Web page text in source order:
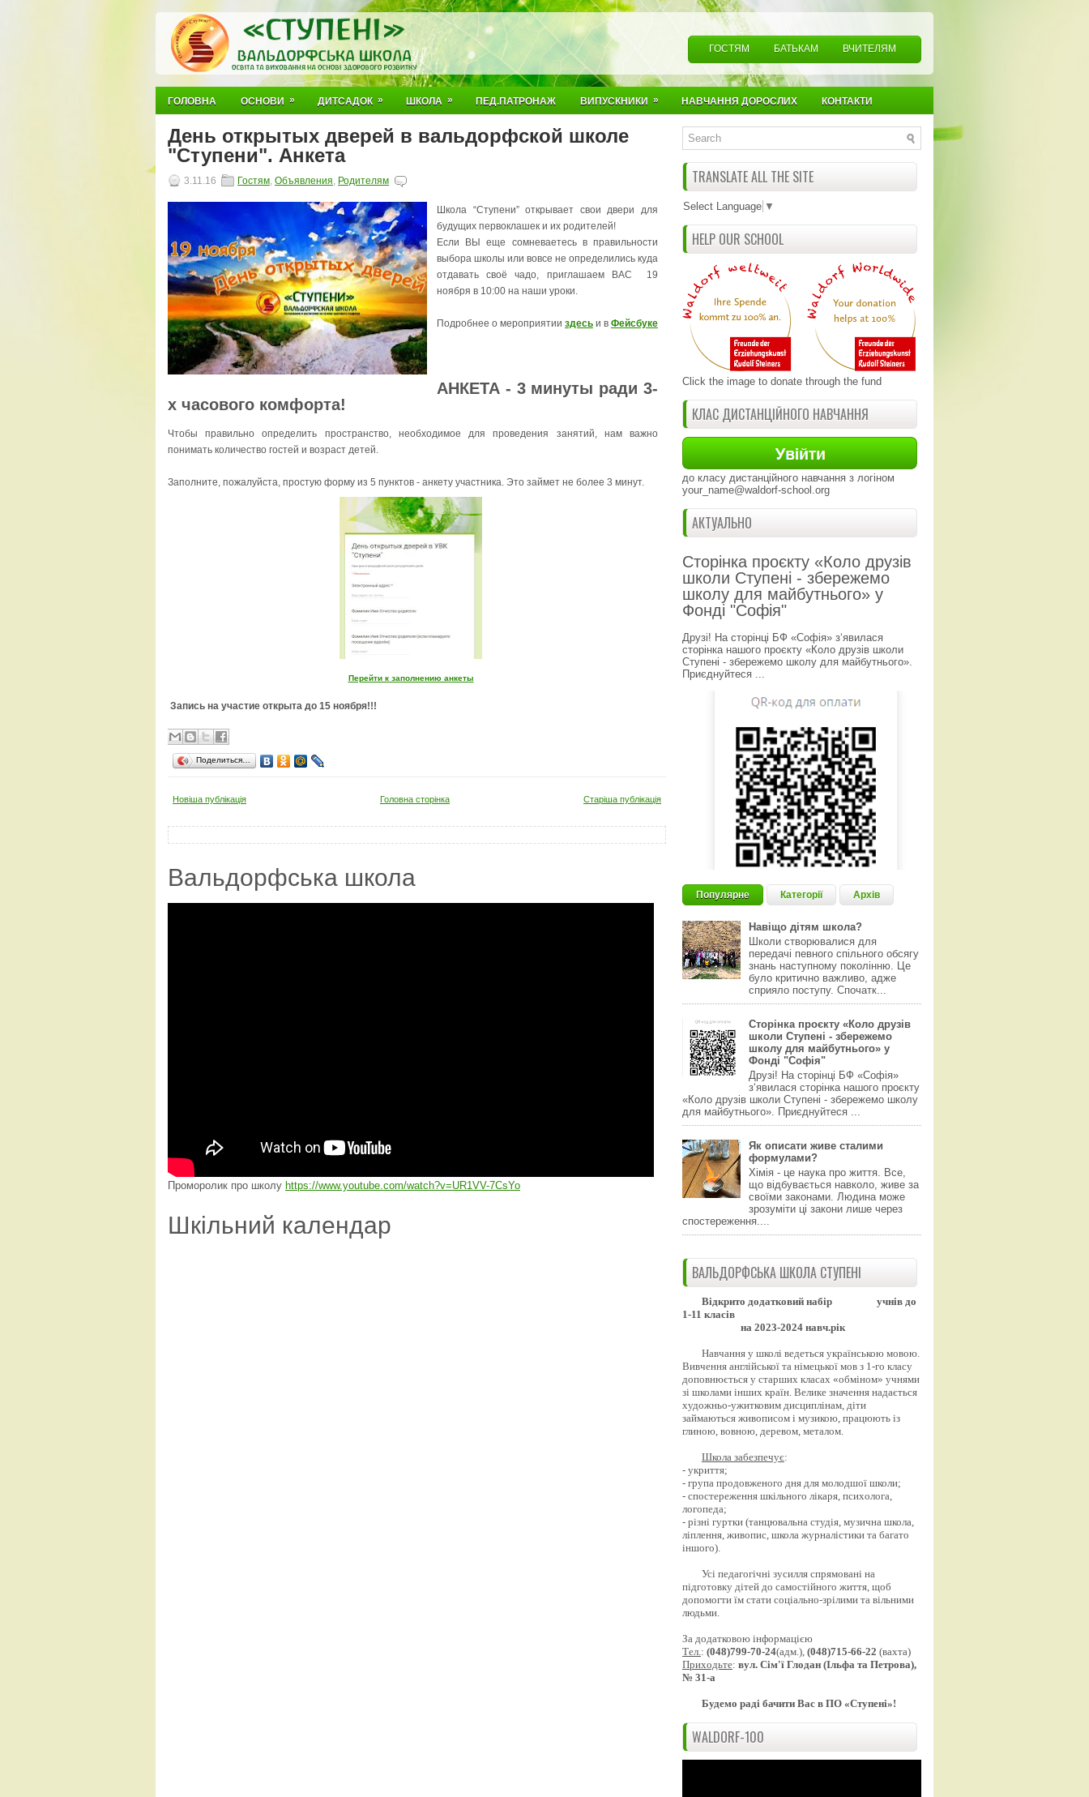
ГОСТЯМ БАТЬКАМ ВЧИТЕЛЯМ
ГОЛОВНА ОСНОВИ » ДИТСАДОК » ШКОЛА » ПЕД.ПАТРОНАЖ ВИПУСКНИКИ » НАВЧАННЯ ДОРОСЛИХ КОНТАКТИ
День открытых дверей в вальдорфской школе
"Ступени". Анкета
3.11.16 Гостям, Объявления, Родителям
Школа “Ступени” открывает свои двери для
будущих первоклашек и их родителей!
Если ВЫ еще сомневаетесь в правильности
выбора школы или вовсе не определились куда
отдавать своё чадо, приглашаем ВАС 19
ноября в 10:00 на наши уроки.
Подробнее о мероприятии здесь и в Фейсбуке
АНКЕТА - 3 минуты ради 3-
х часового комфорта!
Чтобы правильно определить пространство, необходимое для проведения занятий, нам важно
понимать количество гостей и возраст детей.
Заполните, пожалуйста, простую форму из 5 пунктов - анкету участника. Это займет не более 3 минут.
Перейти к заполнению анкеты
Запись на участие открыта до 15 ноября!!!
Поделиться…
Новіша публікація Старіша публікація
Головна сторінка
Вальдорфська школа
Проморолик про школу https://www.youtube.com/watch?v=UR1VV-7CsYo
Шкільний календар
TRANSLATE ALL THE SITE
Select Language ▼
HELP OUR SCHOOL
Click the image to donate through the fund
КЛАС ДИСТАНЦІЙНОГО НАВЧАННЯ
до класу дистанційного навчання з логіном
your_name@waldorf-school.org
АКТУАЛЬНО
Сторінка проєкту «Коло друзів
школи Ступені - збережемо
школу для майбутнього» у
Фонді "Софія"
Друзі! На сторінці БФ «Софія» з‘явилася
сторінка нашого проєкту «Коло друзів школи
Ступені - збережемо школу для майбутнього».
Приєднуйтеся ...
Популярне Категорії Архів
Навіщо дітям школа?
Школи створювалися для
передачі певного спільного обсягу
знань наступному поколінню. Це
було критично важливо, адже
сприяло поступу. Спочатк...
Сторінка проєкту «Коло друзів
школи Ступені - збережемо
школу для майбутнього» у
Фонді "Софія"
Друзі! На сторінці БФ «Софія»
з‘явилася сторінка нашого проєкту
«Коло друзів школи Ступені - збережемо школу
для майбутнього». Приєднуйтеся ...
Як описати живе сталими
формулами?
Хімія - це наука про життя. Все,
що відбувається навколо, живе за
своїми законами. Людина може
зрозуміти ці закони лише через
спостереження....
ВАЛЬДОРФСЬКА ШКОЛА СТУПЕНІ
Відкрито додатковий набір
учнів до
1-11 класів
на 2023-2024 навч.рік
Навчання у школі ведеться українською мовою.
Вивчення англійської та німецької мов з 1-го класу
доповнюється у старших класах «обміном» учнями
зі школами інших країн. Велике значення надається
художньо-ужитковим дисциплінам, діти
займаються живописом і музикою, працюють із
глиною, вовною, деревом, металом.
Школа забезпечує:
- укриття;
- група продовженого дня для молодшої школи;
- спостереження шкільного лікаря, психолога,
логопеда;
- різні гуртки (танцювальна студія, музична школа,
ліплення, живопис, школа журналістики та багато
іншого).
Усі педагогічні зусилля спрямовані на
підготовку дітей до самостійного життя, щоб
допомогти їм стати соціально-зрілими та вільними
людьми.
За додатковою інформацією
Тел. : (048)799-70-24(адм.), (048)715-66-22 (вахта)
Приходьте: вул. Сім'ї Глодан (Ільфа та Петрова),
№ 31-а
Будемо раді бачити Вас в ПО «Ступені»!
WALDORF-100